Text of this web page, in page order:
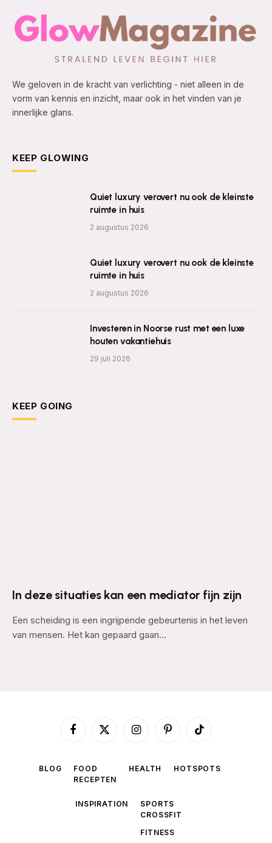
We geloven in de kracht van verlichting - niet alleen in de
vorm van kennis en inzicht, maar ook in het vinden van je
innerlijke glans.
KEEP GLOWING
Quiet luxury verovert nu ook de kleinste
ruimte in huis
2 augustus 2026
Quiet luxury verovert nu ook de kleinste
ruimte in huis
2 augustus 2026
Investeren in Noorse rust met een luxe
houten vakantiehuis
29 juli 2026
KEEP GOING
In deze situaties kan een mediator fijn zijn
Een scheiding is een ingrijpende gebeurtenis in het leven
van mensen. Het kan gepaard gaan…
Facebook
X
InstagramPinterestTikTok
BLOG
FOOD
RECEPTEN
HEALTH HOTSPOTS
INSPIRATION
SPORTS
CROSSFIT
FITNESS